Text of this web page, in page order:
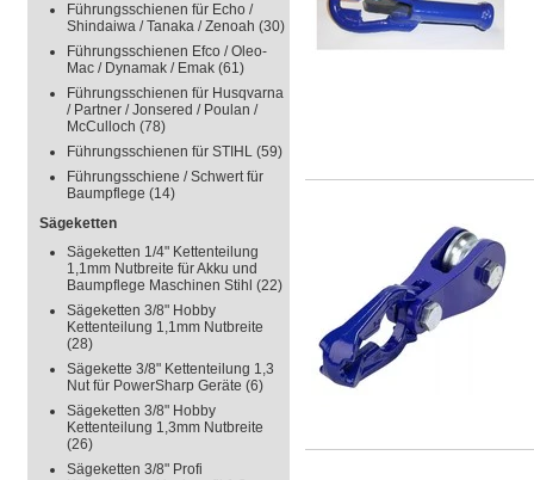
Führungsschienen für Echo /
Shindaiwa / Tanaka / Zenoah (30)
Führungsschienen Efco / Oleo-
Mac / Dynamak / Emak (61)
Führungsschienen für Husqvarna
/ Partner / Jonsered / Poulan /
McCulloch (78)
Führungsschienen für STIHL (59)
Führungsschiene / Schwert für
Baumpflege (14)
Sägeketten
Sägeketten 1/4" Kettenteilung
1,1mm Nutbreite für Akku und
Baumpflege Maschinen Stihl (22)
Sägeketten 3/8" Hobby
Kettenteilung 1,1mm Nutbreite
(28)
Sägekette 3/8" Kettenteilung 1,3
Nut für PowerSharp Geräte (6)
Sägeketten 3/8" Hobby
Kettenteilung 1,3mm Nutbreite
(26)
Sägeketten 3/8" Profi